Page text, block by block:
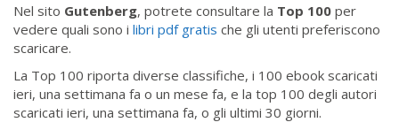
Nel sito Gutenberg, potrete consultare la Top 100 per
vedere quali sono i libri pdf gratis che gli utenti preferiscono
scaricare.
La Top 100 riporta diverse classifiche, i 100 ebook scaricati
ieri, una settimana fa o un mese fa, e la top 100 degli autori
scaricati ieri, una settimana fa, o gli ultimi 30 giorni.